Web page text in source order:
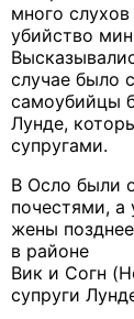
много
убийство
случае было
самоубийцы
Лунде,
супругами.
В Осло были
почестями, а
жены
в районе
Вик и Согн
супруги